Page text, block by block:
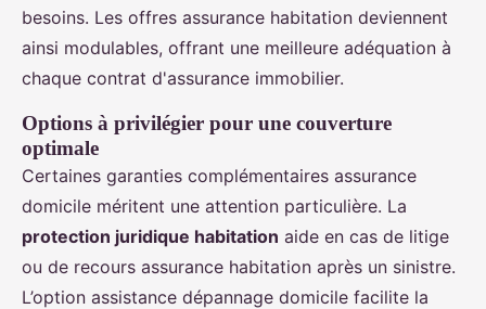
besoins. Les offres assurance habitation deviennent
ainsi modulables, offrant une meilleure adéquation à
chaque contrat d'assurance immobilier.
Options à privilégier pour une couverture
optimale
Certaines garanties complémentaires assurance
domicile méritent une attention particulière. La
protection juridique habitation aide en cas de litige
ou de recours assurance habitation après un sinistre.
L’option assistance dépannage domicile facilite la